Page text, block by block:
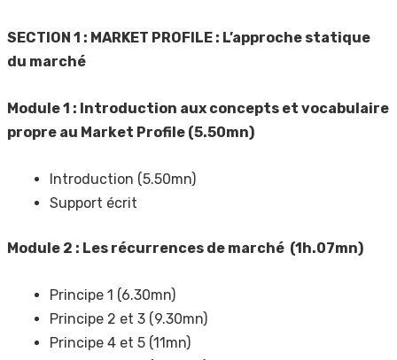
SECTION 1 : MARKET PROFILE : L’approche statique
du marché
Module 1 : Introduction aux concepts et vocabulaire
propre au Market Profile (5.50mn)
Introduction (5.50mn)
Support écrit
Module 2 : Les récurrences de marché (1h.07mn)
Principe 1 (6.30mn)
Principe 2 et 3 (9.30mn)
Principe 4 et 5 (11mn)